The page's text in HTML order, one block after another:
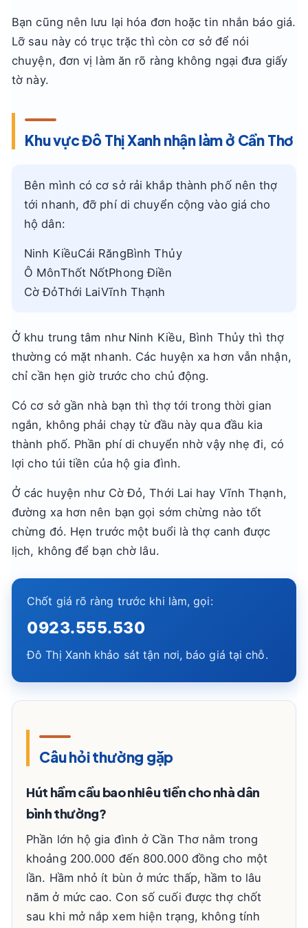
Bạn cũng nên lưu lại hóa đơn hoặc tin nhắn báo giá.
Lỡ sau này có trục trặc thì còn cơ sở để nói
chuyện, đơn vị làm ăn rõ ràng không ngại đưa giấy
tờ này.
Khu vực Đô Thị Xanh nhận làm ở Cần Thơ
Bên mình có cơ sở rải khắp thành phố nên thợ
tới nhanh, đỡ phí di chuyển cộng vào giá cho
hộ dân:
Ninh KiềuCái RăngBình Thủy
Ô MônThốt NốtPhong Điền
Cờ ĐỏThới LaiVĩnh Thạnh
Ở khu trung tâm như Ninh Kiều, Bình Thủy thì thợ
thường có mặt nhanh. Các huyện xa hơn vẫn nhận,
chỉ cần hẹn giờ trước cho chủ động.
Có cơ sở gần nhà bạn thì thợ tới trong thời gian
ngắn, không phải chạy từ đầu này qua đầu kia
thành phố. Phần phí di chuyển nhờ vậy nhẹ đi, có
lợi cho túi tiền của hộ gia đình.
Ở các huyện như Cờ Đỏ, Thới Lai hay Vĩnh Thạnh,
đường xa hơn nên bạn gọi sớm chừng nào tốt
chừng đó. Hẹn trước một buổi là thợ canh được
lịch, không để bạn chờ lâu.
Chốt giá rõ ràng trước khi làm, gọi:
0923.555.530
Đô Thị Xanh khảo sát tận nơi, báo giá tại chỗ.
Câu hỏi thường gặp
Hút hầm cầu bao nhiêu tiền cho nhà dân
bình thường?
Phần lớn hộ gia đình ở Cần Thơ nằm trong
khoảng 200.000 đến 800.000 đồng cho một
lần. Hầm nhỏ ít bùn ở mức thấp, hầm to lâu
năm ở mức cao. Con số cuối được thợ chốt
sau khi mở nắp xem hiện trạng, không tính